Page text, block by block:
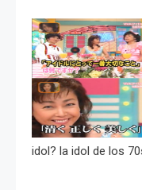
idol? la idol de los